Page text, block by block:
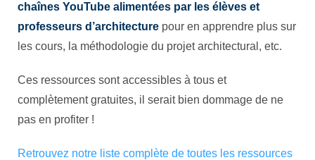
chaînes YouTube alimentées par les élèves et
professeurs d’architecture pour en apprendre plus sur
les cours, la méthodologie du projet architectural, etc.
Ces ressources sont accessibles à tous et
complètement gratuites, il serait bien dommage de ne
pas en profiter !
Retrouvez notre liste complète de toutes les ressources